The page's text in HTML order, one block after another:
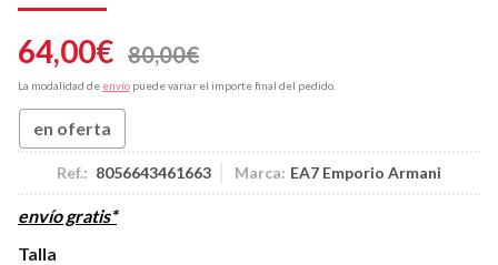
64,00€ 80,00€
La modalidad de envío puede variar el importe final del pedido.
en oferta
Ref.: 8056643461663 Marca: EA7 Emporio Armani
envío gratis*
Talla